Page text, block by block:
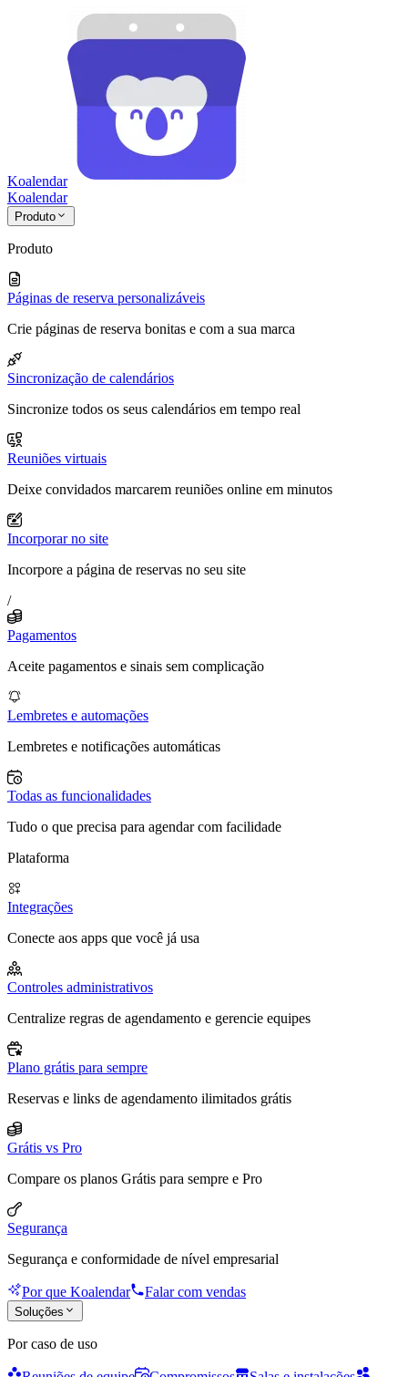
Koalendar
Koalendar
Produto
Produto
Páginas de reserva personalizáveis
Crie páginas de reserva bonitas e com a sua marca
Sincronização de calendários
Sincronize todos os seus calendários em tempo real
Reuniões virtuais
Deixe convidados marcarem reuniões online em minutos
Incorporar no site
Incorpore a página de reservas no seu site
/
Pagamentos
Aceite pagamentos e sinais sem complicação
Lembretes e automações
Lembretes e notificações automáticas
Todas as funcionalidades
Tudo o que precisa para agendar com facilidade
Plataforma
Integrações
Conecte aos apps que você já usa
Controles administrativos
Centralize regras de agendamento e gerencie equipes
Plano grátis para sempre
Reservas e links de agendamento ilimitados grátis
Grátis vs Pro
Compare os planos Grátis para sempre e Pro
Segurança
Segurança e conformidade de nível empresarial
Por que Koalendar Falar com vendas
Soluções
Por caso de uso